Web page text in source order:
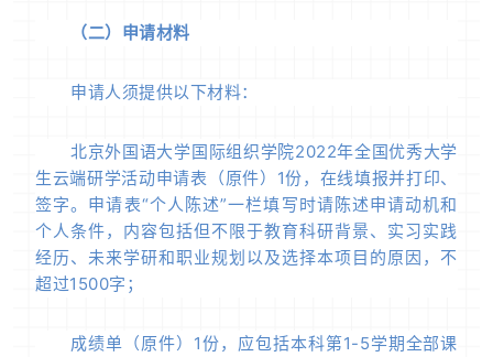
（二）申请材料
申请人须提供以下材料：
北京外国语大学国际组织学院2022年全国优秀大学
生云端研学活动申请表（原件）1份，在线填报并打印、
签字。申请表“个人陈述”一栏填写时请陈述申请动机和
个人条件，内容包括但不限于教育科研背景、实习实践
经历、未来学研和职业规划以及选择本项目的原因，不
超过1500字；
成绩单（原件）1份，应包括本科第1-5学期全部课